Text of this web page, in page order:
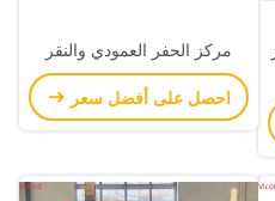
مركز الحفر العمودي والنقر
احصل على أفضل سعر